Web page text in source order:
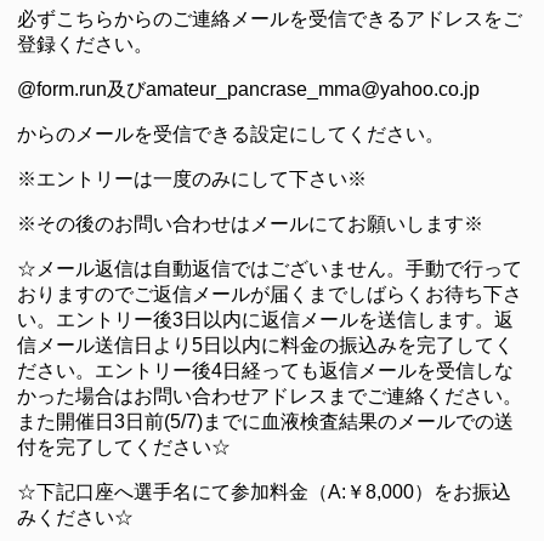
必ずこちらからのご連絡メールを受信できるアドレスをご
登録ください。
@form.run及びamateur_pancrase_mma@yahoo.co.jp
からのメールを受信できる設定にしてください。
※エントリーは一度のみにして下さい※
※その後のお問い合わせはメールにてお願いします※
☆メール返信は自動返信ではございません。手動で行って
おりますのでご返信メールが届くまでしばらくお待ち下さ
い。エントリー後3日以内に返信メールを送信します。返
信メール送信日より5日以内に料金の振込みを完了してく
ださい。エントリー後4日経っても返信メールを受信しな
かった場合はお問い合わせアドレスまでご連絡ください。
また開催日3日前(5/7)までに血液検査結果のメールでの送
付を完了してください☆
☆下記口座へ選手名にて参加料金（A:￥8,000）をお振込
みください☆